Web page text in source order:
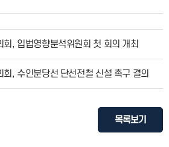
회, 입법영향분석위원회 첫 회의 개최
회, 수인분당선 단선전철 신설 촉구 결의
목록보기